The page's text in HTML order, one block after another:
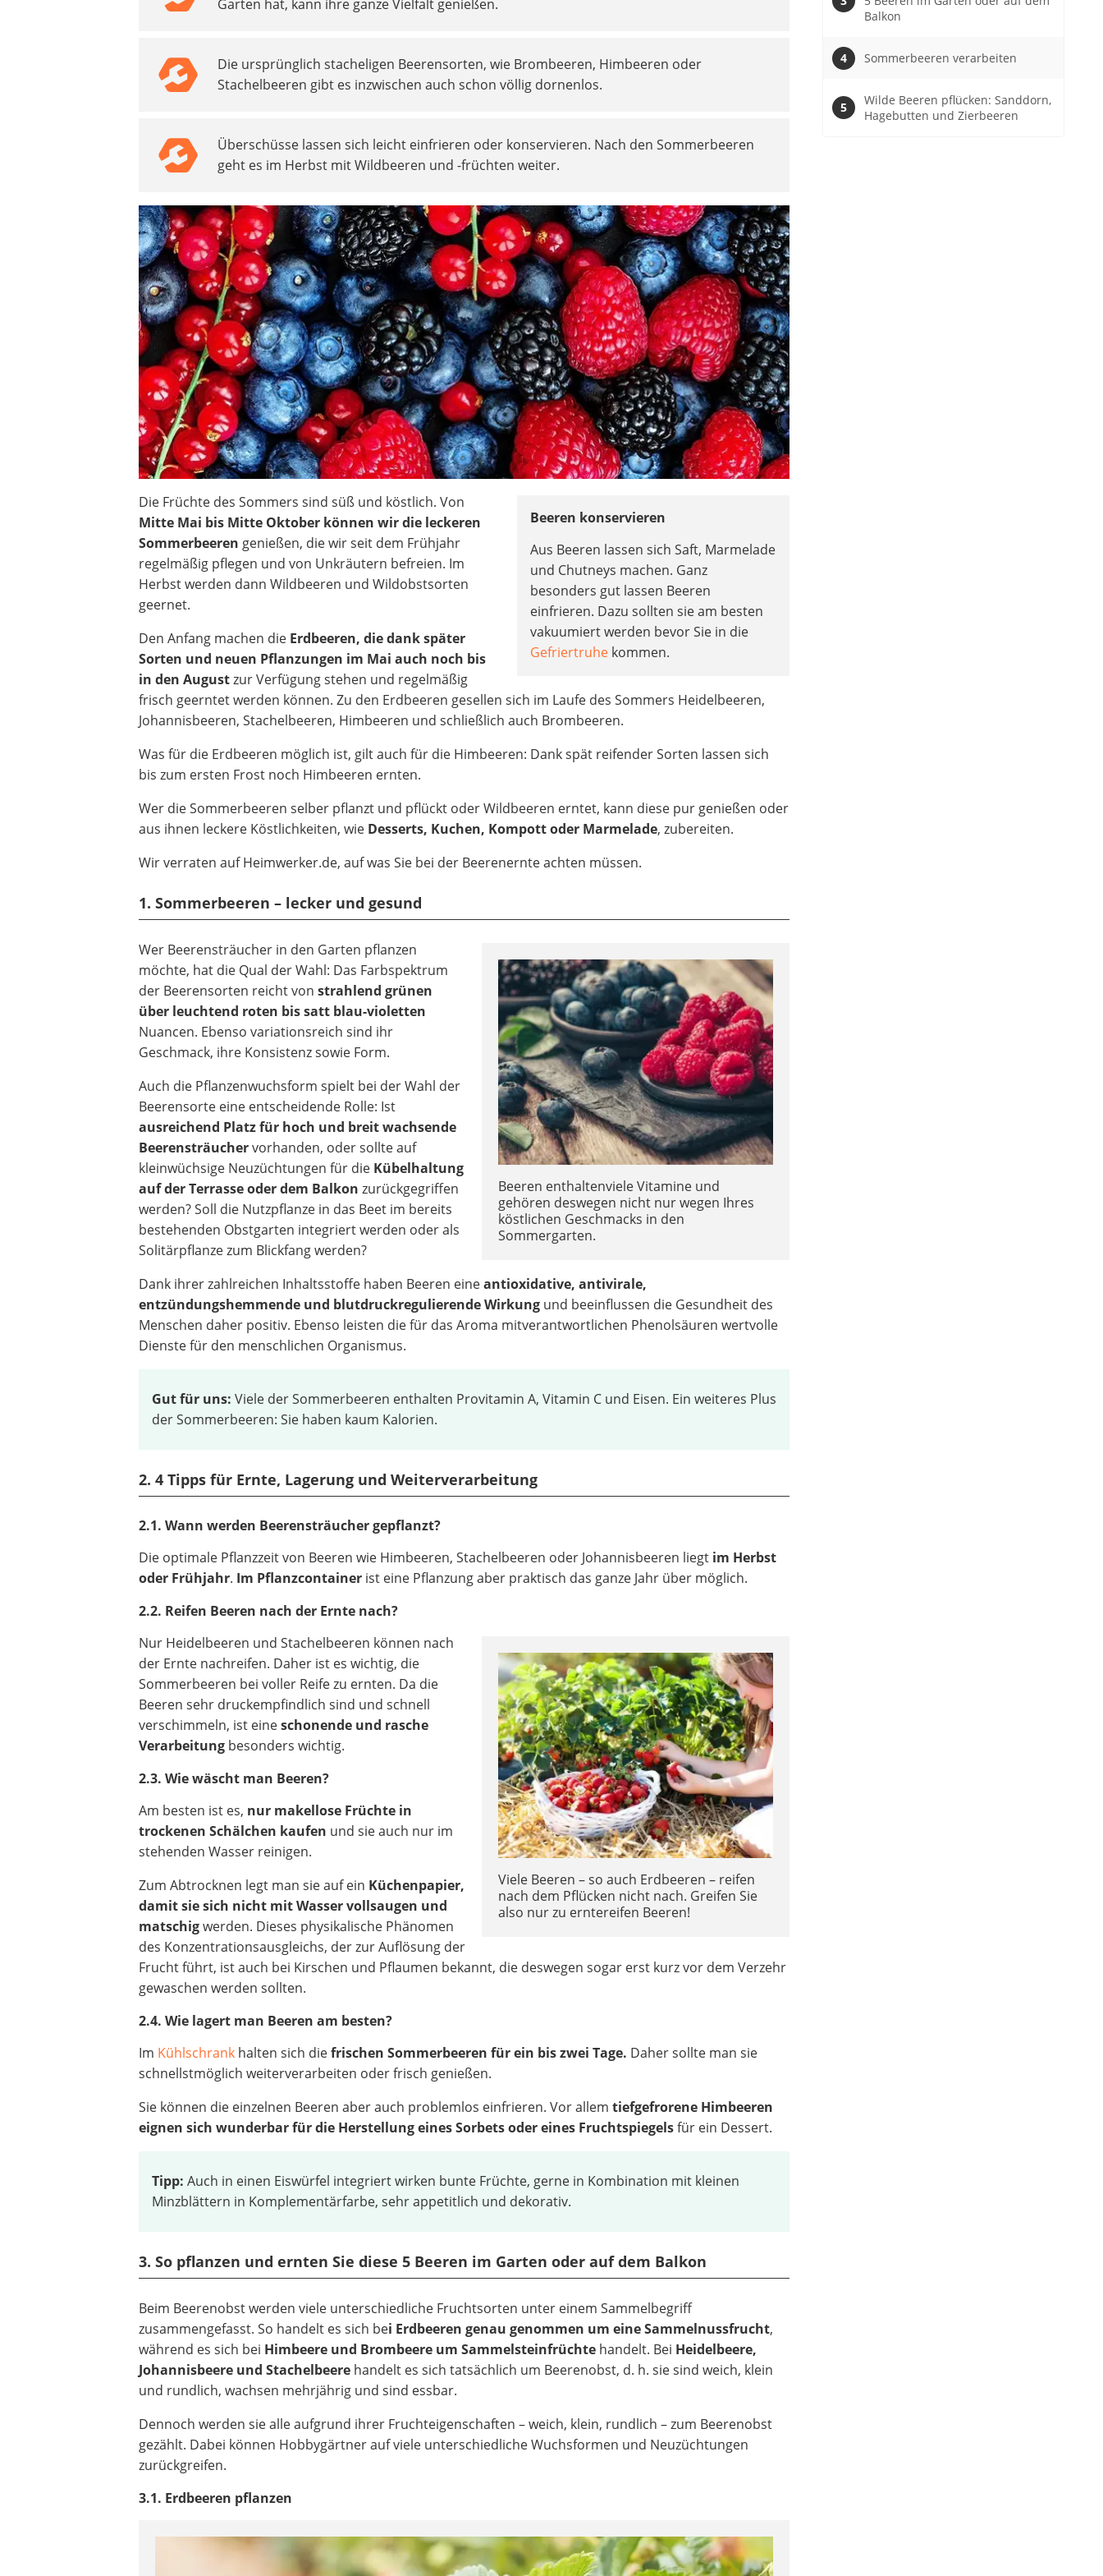
Bosch-Heckenschere
Garten hat, kann ihre ganze Vielfalt genießen.
Die ursprünglich stacheligen Beerensorten, wie Brombeeren, Himbeeren oder
Stachelbeeren gibt es inzwischen auch schon völlig dornenlos.
Überschüsse lassen sich leicht einfrieren oder konservieren. Nach den Sommerbeeren
geht es im Herbst mit Wildbeeren und -früchten weiter.
Beeren konservieren
Aus Beeren lassen sich Saft, Marmelade
und Chutneys machen. Ganz
besonders gut lassen Beeren
einfrieren. Dazu sollten sie am besten
vakuumiert werden bevor Sie in die
Gefriertruhe kommen.
Die Früchte des Sommers sind süß und köstlich. Von
Mitte Mai bis Mitte Oktober können wir die leckeren
Sommerbeeren genießen, die wir seit dem Frühjahr
regelmäßig pflegen und von Unkräutern befreien. Im
Herbst werden dann Wildbeeren und Wildobstsorten
geernet.
Den Anfang machen die Erdbeeren, die dank später
Sorten und neuen Pflanzungen im Mai auch noch bis
in den Augustzur Verfügung stehen und regelmäßig
frisch geerntet werden können. Zu den Erdbeeren gesellen sich im Laufe des Sommers Heidelbeeren,
Johannisbeeren, Stachelbeeren, Himbeeren und schließlich auch Brombeeren.
Was für die Erdbeeren möglich ist, gilt auch für die Himbeeren: Dank spät reifender Sorten lassen sich
bis zum ersten Frost noch Himbeeren ernten.
Wer die Sommerbeeren selber pflanzt und pflückt oder Wildbeeren erntet, kann diese pur genießen oder
aus ihnen leckere Köstlichkeiten, wie Desserts, Kuchen, Kompott oder Marmelade, zubereiten.
Wir verraten auf Heimwerker.de, auf was Sie bei der Beerenernte achten müssen.
1. Sommerbeeren – lecker und gesund
Beeren enthaltenviele Vitamine und
gehören deswegen nicht nur wegen Ihres
köstlichen Geschmacks in den
Sommergarten.
Wer Beerensträucher in den Garten pflanzen
möchte, hat die Qual der Wahl: Das Farbspektrum
der Beerensorten reicht vonstrahlend grünen
über leuchtend roten bis satt blau-violetten
Nuancen. Ebenso variationsreich sind ihr
Geschmack, ihre Konsistenz sowie Form.
Auch die Pflanzenwuchsform spielt bei der Wahl der
Beerensorte eine entscheidende Rolle: Ist
ausreichend Platz für hoch und breit wachsende
Beerensträuchervorhanden, oder sollte auf
kleinwüchsige Neuzüchtungen für die Kübelhaltung
auf der Terrasse oder dem Balkon zurückgegriffen
werden? Soll die Nutzpflanze in das Beet im bereits
bestehenden Obstgarten integriert werden oder als
Solitärpflanze zum Blickfang werden?
Dank ihrer zahlreichen Inhaltsstoffe haben Beeren eineantioxidative, antivirale,
entzündungshemmende und blutdruckregulierendeWirkung und beeinflussen die Gesundheit des
Menschen daher positiv. Ebenso leisten die für das Aroma mitverantwortlichen Phenolsäuren wertvolle
Dienste für den menschlichen Organismus.
Gut für uns: Viele der Sommerbeeren enthalten Provitamin A, Vitamin C und Eisen. Ein weiteres Plus
der Sommerbeeren: Sie haben kaum Kalorien.
2. 4 Tipps für Ernte, Lagerung und Weiterverarbeitung
2.1. Wann werden Beerensträucher gepflanzt?
Die optimale Pflanzzeit von Beeren wie Himbeeren, Stachelbeeren oder Johannisbeeren liegt im Herbst
oder Frühjahr. Im Pflanzcontainer ist eine Pflanzung aber praktisch das ganze Jahr über möglich.
2.2. Reifen Beeren nach der Ernte nach?
Viele Beeren – so auch Erdbeeren – reifen
nach dem Pflücken nicht nach. Greifen Sie
also nur zu erntereifen Beeren!
Nur Heidelbeeren und Stachelbeeren können nach
der Ernte nachreifen. Daher ist es wichtig, die
Sommerbeeren bei voller Reife zu ernten. Da die
Beeren sehr druckempfindlich sind und schnell
verschimmeln, ist eineschonende und rasche
Verarbeitung besonders wichtig.
2.3. Wie wäscht man Beeren?
Am besten ist es, nur makellose Früchte in
trockenen Schälchen kaufen und sie auch nur im
stehenden Wasser reinigen.
Zum Abtrocknen legt man sie auf ein Küchenpapier,
damit sie sich nicht mit Wasser vollsaugen und
matschigwerden. Dieses physikalische Phänomen
des Konzentrationsausgleichs, der zur Auflösung der
Frucht führt, ist auch bei Kirschen und Pflaumen bekannt, die deswegen sogar erst kurz vor dem Verzehr
gewaschen werden sollten.
2.4. Wie lagert man Beeren am besten?
Im Kühlschrank halten sich diefrischen Sommerbeeren für ein bis zwei Tage. Daher sollte man sie
schnellstmöglich weiterverarbeiten oder frisch genießen.
Sie können die einzelnen Beeren aber auch problemlos einfrieren. Vor allem tiefgefrorene Himbeeren
eignen sich wunderbar für die Herstellung eines Sorbets oder eines Fruchtspiegelsfür ein Dessert.
Tipp: Auch in einen Eiswürfel integriert wirken bunte Früchte, gerne in Kombination mit kleinen
Minzblättern in Komplementärfarbe, sehr appetitlich und dekorativ.
3. So pflanzen und ernten Sie diese 5 Beeren im Garten oder auf dem Balkon
Beim Beerenobst werden viele unterschiedliche Fruchtsorten unter einem Sammelbegriff
zusammengefasst. So handelt es sich bei Erdbeeren genau genommen um eine Sammelnussfrucht,
während es sich bei Himbeere und Brombeere um Sammelsteinfrüchte handelt. Bei Heidelbeere,
Johannisbeere und Stachelbeere handelt es sich tatsächlich um Beerenobst, d. h. sie sind weich, klein
und rundlich, wachsen mehrjährig und sind essbar.
Dennoch werden sie alle aufgrund ihrer Fruchteigenschaften – weich, klein, rundlich – zum Beerenobst
gezählt. Dabei können Hobbygärtner auf viele unterschiedliche Wuchsformen und Neuzüchtungen
zurückgreifen.
3.1. Erdbeeren pflanzen
Balkon
Sommerbeeren verarbeiten
Wilde Beeren pflücken: Sanddorn,
Hagebutten und Zierbeeren